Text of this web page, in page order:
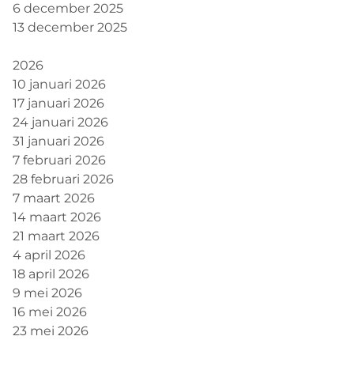
6 december 2025
13 december 2025
2026
10 januari 2026
17 januari 2026
24 januari 2026
31 januari 2026
7 februari 2026
28 februari 2026
7 maart 2026
14 maart 2026
21 maart 2026
4 april 2026
18 april 2026
9 mei 2026
16 mei 2026
23 mei 2026